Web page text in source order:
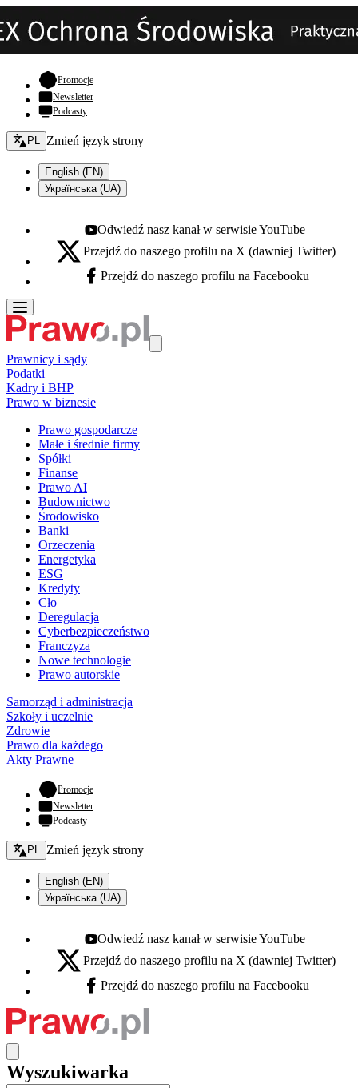
Promocje- otwiera się w nowej karcie
Newsletter
Podcasty
Zmień język - bieżący:
PL Zmień język strony
English (EN)
Українська (UA)
Youtube - otwiera się w nowej karcie
Odwiedź nasz kanał w serwisie YouTube
X - otwiera się w nowej karcie
Przejdź do naszego profilu na X (dawniej Twitter)
Facebook - otwiera się w nowej karcie
Przejdź do naszego profilu na Facebooku
Prawnicy i sądy
Podatki
Kadry i BHP
Prawo w biznesie
Prawo gospodarcze
Małe i średnie firmy
Spółki
Finanse
Prawo AI
Budownictwo
Środowisko
Banki
Orzeczenia
Energetyka
ESG
Kredyty
Cło
Deregulacja
Cyberbezpieczeństwo
Franczyza
Nowe technologie
Prawo autorskie
Samorząd i administracja
Szkoły i uczelnie
Zdrowie
Prawo dla każdego
Akty Prawne
Promocje- otwiera się w nowej karcie
Newsletter
Podcasty
Zmień język - bieżący:
PL Zmień język strony
English (EN)
Українська (UA)
Youtube - otwiera się w nowej karcie
Odwiedź nasz kanał w serwisie YouTube
X - otwiera się w nowej karcie
Przejdź do naszego profilu na X (dawniej Twitter)
Facebook - otwiera się w nowej karcie
Przejdź do naszego profilu na Facebooku
Wyszukiwarka